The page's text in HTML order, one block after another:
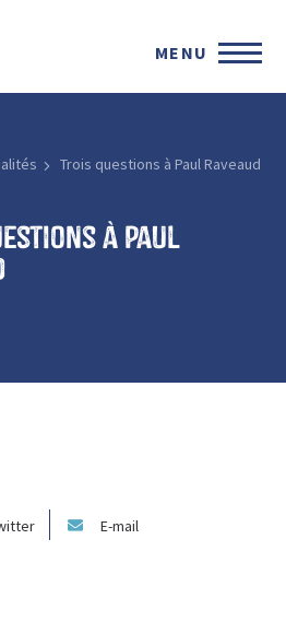
MENU
Trois questions à Paul Raveaud
à Paul
E-mail